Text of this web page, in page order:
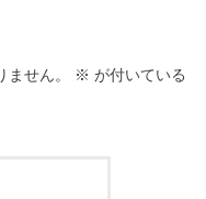
せん。 ※ が付いている